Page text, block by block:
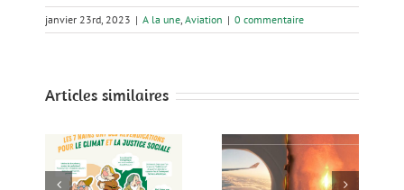
janvier 23rd, 2023 | A la une, Aviation | 0 commentaire
Articles similaires
Aéroport : le
cahier des
Soirée d’accueil